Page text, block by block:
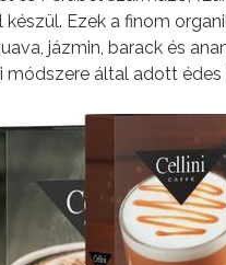
készül. Ezek a finom
jázmin, barack és
módszere által adott